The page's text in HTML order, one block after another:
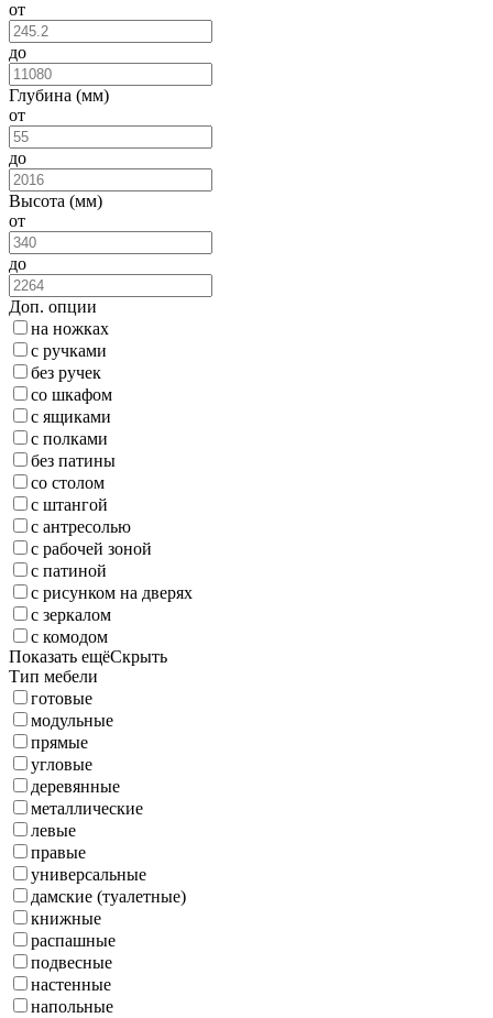
от
до
Глубина (мм)
от
до
Высота (мм)
от
до
Доп. опции
на ножках
с ручками
без ручек
со шкафом
с ящиками
с полками
без патины
со столом
с штангой
с антресолью
с рабочей зоной
с патиной
с рисунком на дверях
с зеркалом
с комодом
Показать ещёСкрыть
Тип мебели
готовые
модульные
прямые
угловые
деревянные
металлические
левые
правые
универсальные
дамские (туалетные)
книжные
распашные
подвесные
настенные
напольные